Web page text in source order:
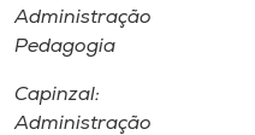
Administração
Pedagogia
Capinzal:
Administração